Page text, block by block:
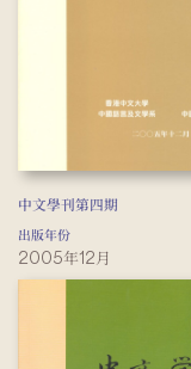
中文學刊第四期
出版年份
2005年12月